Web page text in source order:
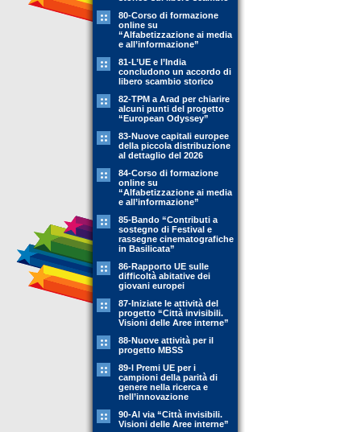
80-Corso di formazione
online su
“Alfabetizzazione ai media
e all’informazione”
81-L’UE e l’India
concludono un accordo di
libero scambio storico
82-TPM a Arad per chiarire
alcuni punti del progetto
“European Odyssey”
83-Nuove capitali europee
della piccola distribuzione
al dettaglio del 2026
84-Corso di formazione
online su
“Alfabetizzazione ai media
e all’informazione”
85-Bando “Contributi a
sostegno di Festival e
rassegne cinematografiche
in Basilicata”
86-Rapporto UE sulle
difficoltà abitative dei
giovani europei
87-Iniziate le attività del
progetto “Città invisibili.
Visioni delle Aree interne”
88-Nuove attività per il
progetto MBSS
89-l Premi UE per i
campioni della parità di
genere nella ricerca e
nell’innovazione
90-Al via “Città invisibili.
Visioni delle Aree interne”